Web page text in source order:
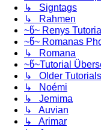
↳ Signtags
↳ Rahmen
~წ~ Renys
~წ~ Romanas
↳ Romana
~წ~Tutorial
↳ Older Tutorials
↳ Noémi
↳ Jemima
↳ Auvian
↳ Arimar